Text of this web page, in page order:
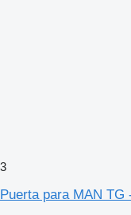
3
Puerta para MAN TG